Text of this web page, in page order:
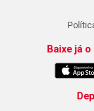
Baixe já